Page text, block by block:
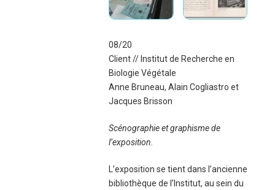
08/20
Client // Institut de Recherche en
Biologie Végétale
Anne Bruneau, Alain Cogliastro et
Jacques Brisson
Scénographie et graphisme de
l’exposition.
L’exposition se tient dans l’ancienne
bibliothèque de l’Institut, au sein du